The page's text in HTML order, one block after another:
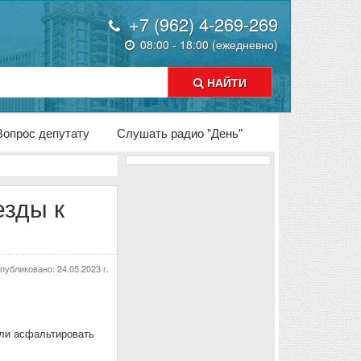
+7 (962) 4-269-269
08:00 - 18:00 (ежедневно)
НАЙТИ
депутату Слушать радио "День"
к
24.05.2023 г.
асфальтировать